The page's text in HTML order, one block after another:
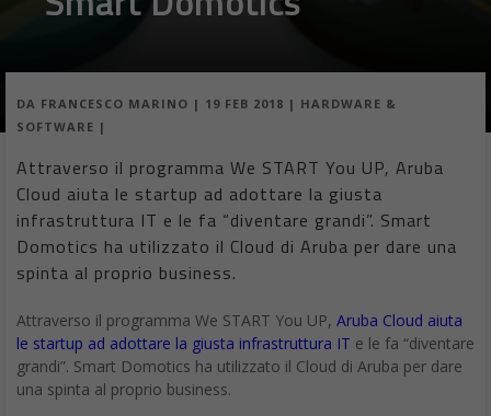
DA FRANCESCO MARINO | 19 FEB 2018 | HARDWARE &
SOFTWARE |
Attraverso il programma We START You UP, Aruba
Cloud aiuta le startup ad adottare la giusta
infrastruttura IT e le fa “diventare grandi”. Smart
Domotics ha utilizzato il Cloud di Aruba per dare una
spinta al proprio business.
Attraverso il programma We START You UP, Aruba Cloud aiuta
le startup ad adottare la giusta infrastruttura IT e le fa “diventare
grandi”. Smart Domotics ha utilizzato il Cloud di Aruba per dare
una spinta al proprio business.